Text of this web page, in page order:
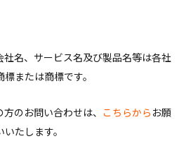
名、サービス名及び製品名等は各社
標または商標です。
のお問い合わせは、 こちらから お願
いたします。